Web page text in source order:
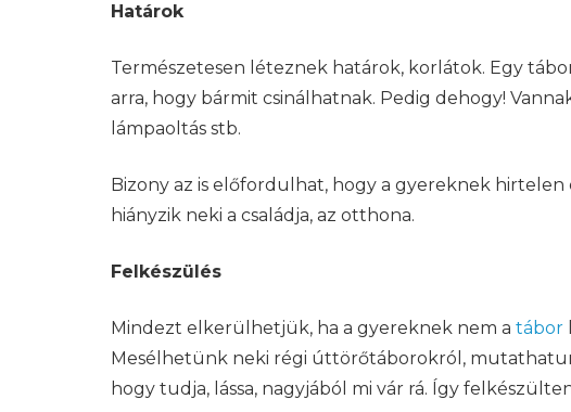
Határok
Természetesen léteznek határok, korlátok. Egy
arra, hogy bármit csinálhatnak. Pedig dehogy!
lámpaoltás stb.
Bizony az is előfordulhat, hogy a gyereknek hirtelen
hiányzik neki a családja, az otthona.
Felkészülés
Mindezt elkerülhetjük, ha a gyereknek nem a tábor
Mesélhetünk neki régi úttörőtáborokról,
hogy tudja, lássa, nagyjából mi vár rá. Így